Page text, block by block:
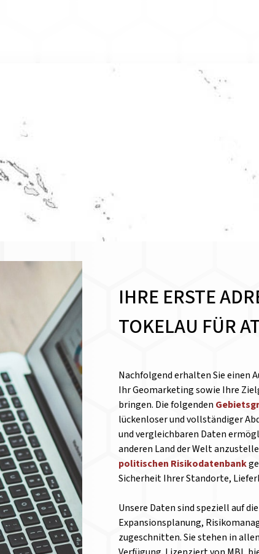
GEODATEN FÜR
IHRE ERSTE
TOKELAU FÜR
Nachfolgend erhalten Sie einen
Ihr Geomarketing sowie Ihre
bringen. Die folgenden
lückenloser und vollständiger
und vergleichbaren Daten
anderen Land der Welt
politischen Risikodatenbank
Sicherheit Ihrer Standorte,
Unsere Daten sind speziell auf
Expansionsplanung,
zugeschnitten. Sie stehen in